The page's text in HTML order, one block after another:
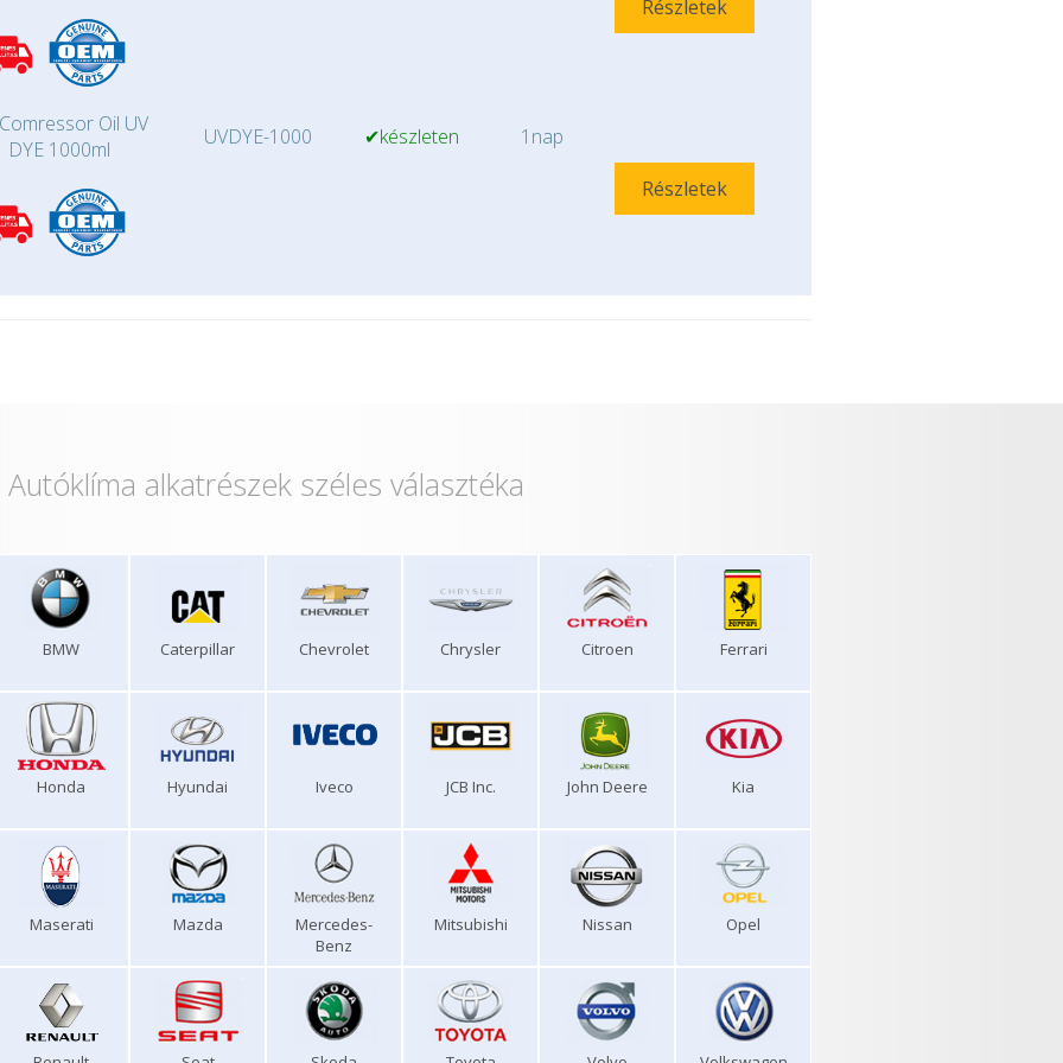
Részletek
Oil UV
DYE 1000ml
UVDYE-1000 ✔készleten
1nap
Részletek
Autóklíma alkatrészek széles választéka
BMW Caterpillar Chevrolet Chrysler Citroen Ferrari
Honda Hyundai Iveco JCB Inc. John Deere Kia
Maserati Mazda
Mercedes-
Benz
Mitsubishi Nissan Opel